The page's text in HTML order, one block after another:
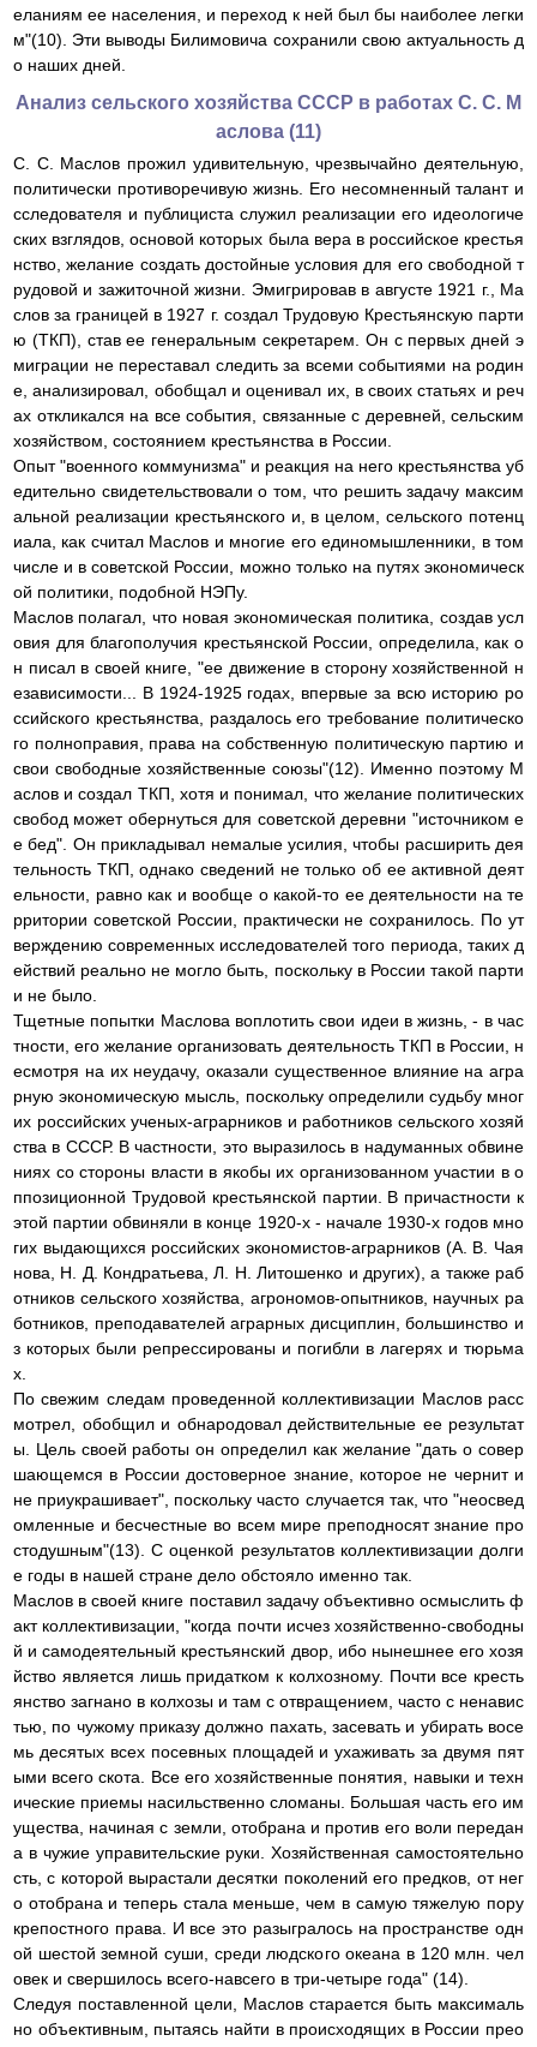
еланиям ее населения, и переход к ней был бы наиболее легки
м"(10). Эти выводы Билимовича сохранили свою актуальность д
о наших дней.
Анализ сельского хозяйства СССР в работах С. С. М
аслова (11)
С. С. Маслов прожил удивительную, чрезвычайно деятельную,
политически противоречивую жизнь. Его несомненный талант и
сследователя и публициста служил реализации его идеологиче
ских взглядов, основой которых была вера в российское крестья
нство, желание создать достойные условия для его свободной т
рудовой и зажиточной жизни. Эмигрировав в августе 1921 г., Ма
слов за границей в 1927 г. создал Трудовую Крестьянскую парти
ю (ТКП), став ее генеральным секретарем. Он с первых дней э
миграции не переставал следить за всеми событиями на родин
е, анализировал, обобщал и оценивал их, в своих статьях и реч
ах откликался на все события, связанные с деревней, сельским
хозяйством, состоянием крестьянства в России.
Опыт "военного коммунизма" и реакция на него крестьянства уб
едительно свидетельствовали о том, что решить задачу максим
альной реализации крестьянского и, в целом, сельского потенц
иала, как считал Маслов и многие его единомышленники, в том
числе и в советской России, можно только на путях экономическ
ой политики, подобной НЭПу.
Маслов полагал, что новая экономическая политика, создав усл
овия для благополучия крестьянской России, определила, как о
н писал в своей книге, "ее движение в сторону хозяйственной н
езависимости... В 1924-1925 годах, впервые за всю историю ро
ссийского крестьянства, раздалось его требование политическо
го полноправия, права на собственную политическую партию и
свои свободные хозяйственные союзы"(12). Именно поэтому М
аслов и создал ТКП, хотя и понимал, что желание политических
свобод может обернуться для советской деревни "источником е
е бед". Он прикладывал немалые усилия, чтобы расширить дея
тельность ТКП, однако сведений не только об ее активной деят
ельности, равно как и вообще о какой-то ее деятельности на те
рритории советской России, практически не сохранилось. По ут
верждению современных исследователей того периода, таких д
ействий реально не могло быть, поскольку в России такой парти
и не было.
Тщетные попытки Маслова воплотить свои идеи в жизнь, - в час
тности, его желание организовать деятельность ТКП в России, н
есмотря на их неудачу, оказали существенное влияние на агра
рную экономическую мысль, поскольку определили судьбу мног
их российских ученых-аграрников и работников сельского хозяй
ства в СССР. В частности, это выразилось в надуманных обвине
ниях со стороны власти в якобы их организованном участии в о
ппозиционной Трудовой крестьянской партии. В причастности к
этой партии обвиняли в конце 1920-х - начале 1930-х годов мно
гих выдающихся российских экономистов-аграрников (А. В. Чая
нова, Н. Д. Кондратьева, Л. Н. Литошенко и других), а также раб
отников сельского хозяйства, агрономов-опытников, научных ра
ботников, преподавателей аграрных дисциплин, большинство и
з которых были репрессированы и погибли в лагерях и тюрьма
х.
По свежим следам проведенной коллективизации Маслов расс
мотрел, обобщил и обнародовал действительные ее результат
ы. Цель своей работы он определил как желание "дать о совер
шающемся в России достоверное знание, которое не чернит и
не приукрашивает", поскольку часто случается так, что "неосвед
омленные и бесчестные во всем мире преподносят знание про
стодушным"(13). С оценкой результатов коллективизации долги
е годы в нашей стране дело обстояло именно так.
Маслов в своей книге поставил задачу объективно осмыслить ф
акт коллективизации, "когда почти исчез хозяйственно-свободны
й и самодеятельный крестьянский двор, ибо нынешнее его хозя
йство является лишь придатком к колхозному. Почти все кресть
янство загнано в колхозы и там с отвращением, часто с ненавис
тью, по чужому приказу должно пахать, засевать и убирать восе
мь десятых всех посевных площадей и ухаживать за двумя пят
ыми всего скота. Все его хозяйственные понятия, навыки и техн
ические приемы насильственно сломаны. Большая часть его им
ущества, начиная с земли, отобрана и против его воли передан
а в чужие управительские руки. Хозяйственная самостоятельно
сть, с которой вырастали десятки поколений его предков, от нег
о отобрана и теперь стала меньше, чем в самую тяжелую пору
крепостного права. И все это разыгралось на пространстве одн
ой шестой земной суши, среди людского океана в 120 млн. чел
овек и свершилось всего-навсего в три-четыре года" (14).
Следуя поставленной цели, Маслов старается быть максималь
но объективным, пытаясь найти в происходящих в России прео